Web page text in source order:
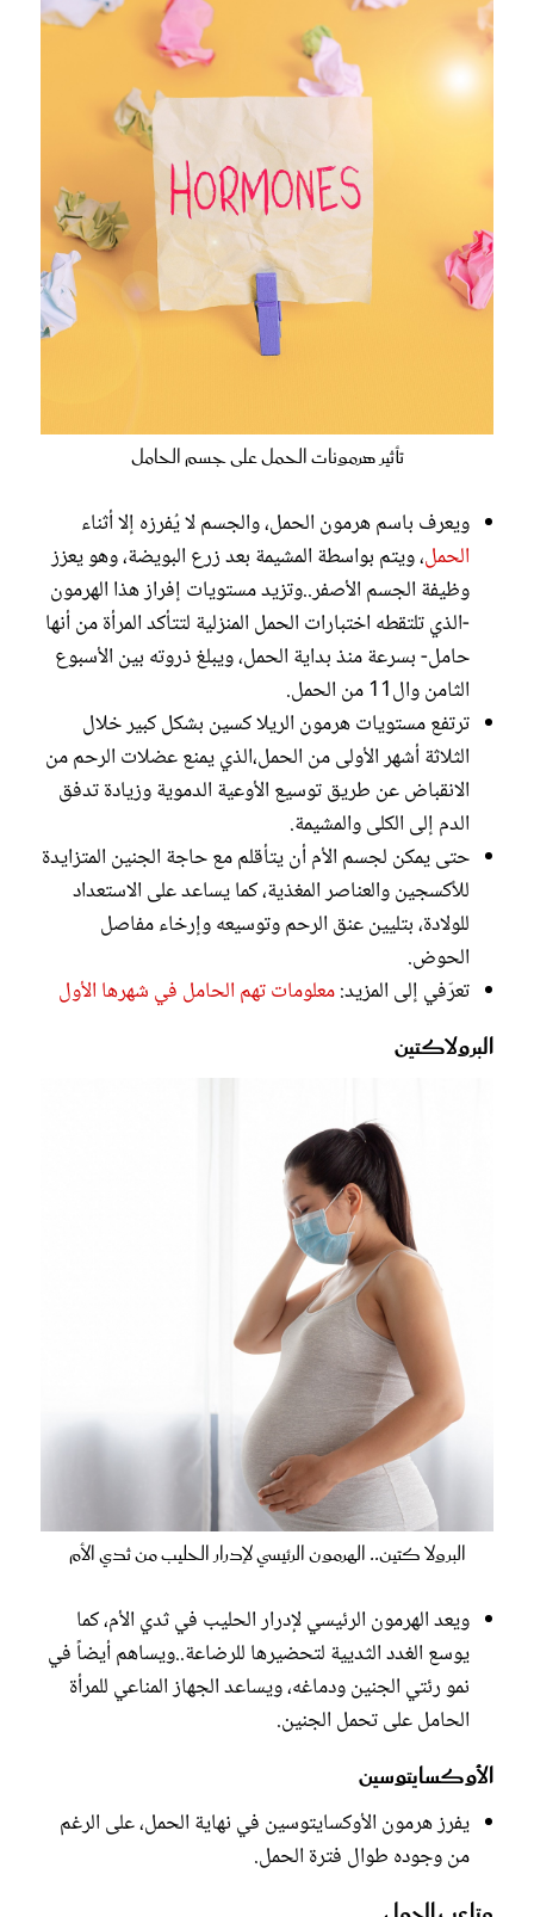
تأثير هرمونات الحمل على جسم الحامل
ويعرف باسم هرمون الحمل، والجسم لا يُفرزه إلا أثناء
الحمل، ويتم بواسطة المشيمة بعد زرع البويضة، وهو يعزز
وظيفة الجسم الأصفر..وتزيد مستويات إفراز هذا الهرمون
-الذي تلتقطه اختبارات الحمل المنزلية لتتأكد المرأة من أنها
حامل- بسرعة منذ بداية الحمل، ويبلغ ذروته بين الأسبوع
الثامن وال11 من الحمل.
ترتفع مستويات هرمون الريلا كسين بشكل كبير خلال
الثلاثة أشهر الأولى من الحمل،الذي يمنع عضلات الرحم من
الانقباض عن طريق توسيع الأوعية الدموية وزيادة تدفق
الدم إلى الكلى والمشيمة.
حتى يمكن لجسم الأم أن يتأقلم مع حاجة الجنين المتزايدة
للأكسجين والعناصر المغذية، كما يساعد على الاستعداد
للولادة، بتليين عنق الرحم وتوسيعه وإرخاء مفاصل
الحوض.
تعرّفي إلى المزيد:معلومات تهم الحامل في شهرها الأول
البرولاكتين
البرولا كتين.. الهرمون الرئيسي لإدرار الحليب من ثدي الأم
ويعد الهرمون الرئيسي لإدرار الحليب في ثدي الأم، كما
يوسع الغدد الثديية لتحضيرها للرضاعة..ويساهم أيضاً في
نمو رئتي الجنين ودماغه، ويساعد الجهاز المناعي للمرأة
الحامل على تحمل الجنين.
الأوكسايتوسين
يفرز هرمون الأوكسايتوسين في نهاية الحمل، على الرغم
من وجوده طوال فترة الحمل.